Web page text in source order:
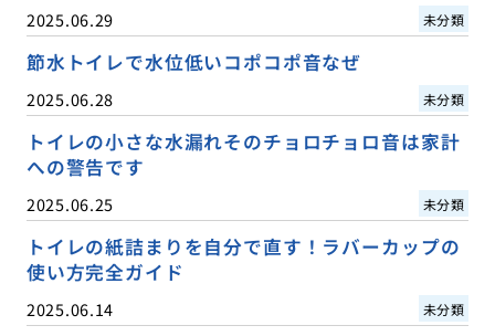
2025.06.29 未分類
節水トイレで水位低いコポコポ音なぜ
2025.06.28 未分類
トイレの小さな水漏れそのチョロチョロ音は家計
への警告です
2025.06.25 未分類
トイレの紙詰まりを自分で直す！ラバーカップの
使い方完全ガイド
2025.06.14 未分類